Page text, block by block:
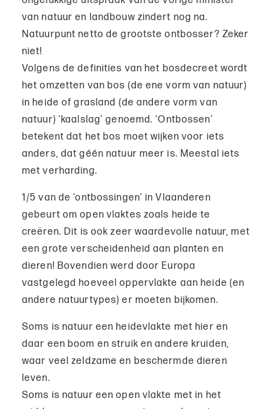
van natuur en landbouw zindert nog na.
Natuurpunt netto de grootste ontbosser? Zeker
niet!
Volgens de definities van het bosdecreet wordt
het omzetten van bos (de ene vorm van natuur)
in heide of grasland (de andere vorm van
natuur) ‘kaalslag’ genoemd. ‘Ontbossen’
betekent dat het bos moet wijken voor iets
anders, dat géén natuur meer is. Meestal iets
met verharding.
1/5 van de ‘ontbossingen’ in Vlaanderen
gebeurt om open vlaktes zoals heide te
creëren. Dit is ook zeer waardevolle natuur, met
een grote verscheidenheid aan planten en
dieren! Bovendien werd door Europa
vastgelegd hoeveel oppervlakte aan heide (en
andere natuurtypes) er moeten bijkomen.
Soms is natuur een heidevlakte met hier en
daar een boom en struik en andere kruiden,
waar veel zeldzame en beschermde dieren
leven.
Soms is natuur een open vlakte met in het